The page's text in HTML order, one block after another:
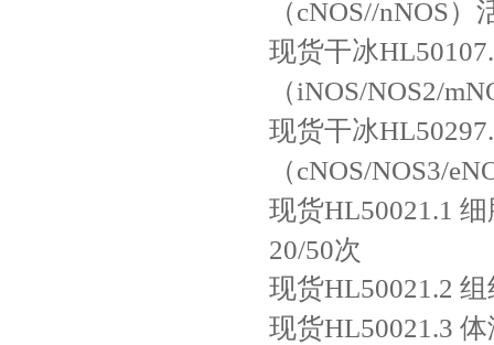
（cNOS//nNOS
现货干冰
（iNOS/NOS2/
现货干冰
（cNOS/NOS3/
现货HL50021.1 细
20/50次
现货HL50021.2 组
现货HL50021.3 体